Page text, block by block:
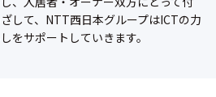
して、NTT西日本グループはICTの力
をサポートしていきます。